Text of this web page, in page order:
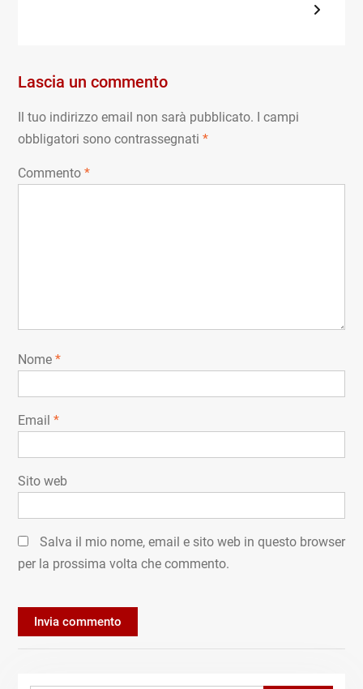
Lascia un commento
Il tuo indirizzo email non sarà pubblicato.
I campi
obbligatori sono contrassegnati *
Commento *
Nome *
Email *
Sito web
Salva il mio nome, email e sito web in questo browser
per la prossima volta che commento.